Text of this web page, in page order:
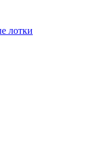
лотки